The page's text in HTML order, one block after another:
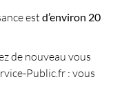
est d’environ 20
de nouveau vous
Public.fr : vous